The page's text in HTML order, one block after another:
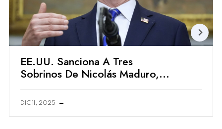
EE.UU. Sanciona A Tres
Sobrinos De Nicolás Maduro,
Incluido Uno Vinculado Con
PDVSA
DIC 11, 2025